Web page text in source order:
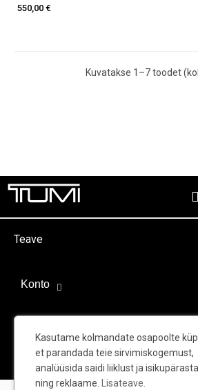
550,00 €
Kuvatakse 1–7 toodet
Teave
Konto
Kasutame kolmandate osapoolte
et parandada teie sirvimiskogemust,
analüüsida saidi liiklust ja
ning reklaame.
Lisateave.